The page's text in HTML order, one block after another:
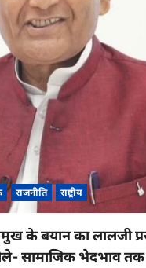
राजनीति राष्ट्रीय
के बयान का लालजी
सामाजिक भेदभाव तक